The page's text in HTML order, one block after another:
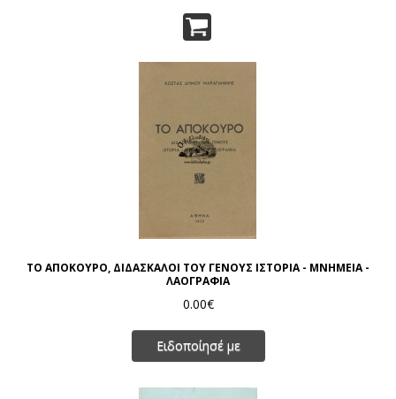
ΤΟ ΑΠΟΚΟΥΡΟ, ΔΙΔΑΣΚΑΛΟΙ ΤΟΥ ΓΕΝΟΥΣ ΙΣΤΟΡΙΑ - ΜΝΗΜΕΙΑ -
ΛΑΟΓΡΑΦΙΑ
0.00€
Ειδοποίησέ με